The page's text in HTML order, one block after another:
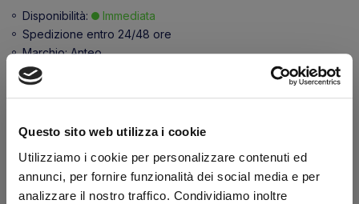
Questo sito web utilizza i cookie
Utilizziamo i cookie per personalizzare contenuti ed
annunci, per fornire funzionalità dei social media e per
analizzare il nostro traffico. Condividiamo inoltre
Disponibilità:
Immediata
Spedizione entro 24/48 ore
Marchio:Anteo
Transazione sicura
Hai la partita IVA?
Descrizione Caratteristiche
Chiusura quadro comandi ABS CE Anteo 72007A